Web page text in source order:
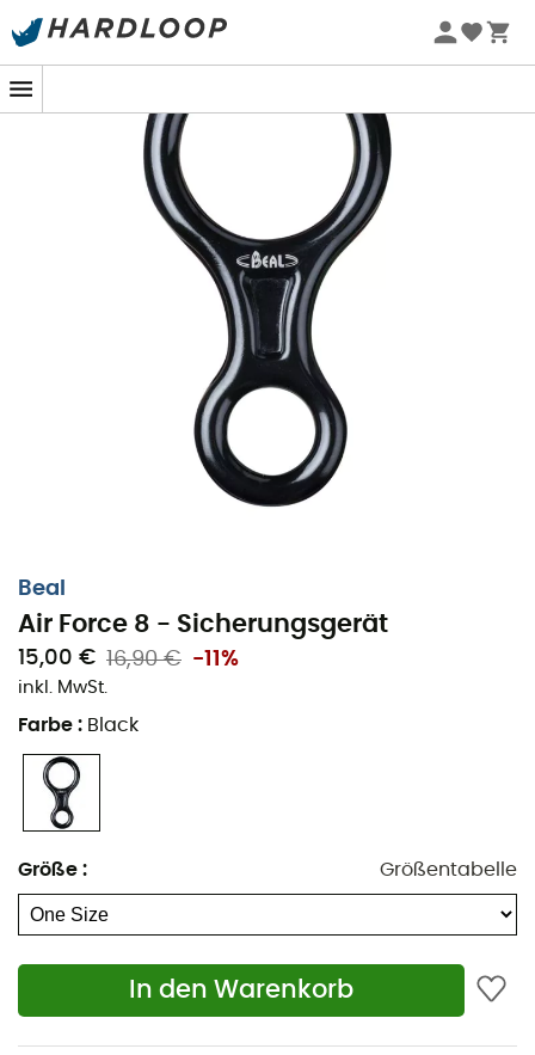
Beal
Air Force 8 - Sicherungsgerät
15,00 € 16,90 € -11%
inkl. MwSt.
Farbe : Black
Größe : Größentabelle
In den Warenkorb